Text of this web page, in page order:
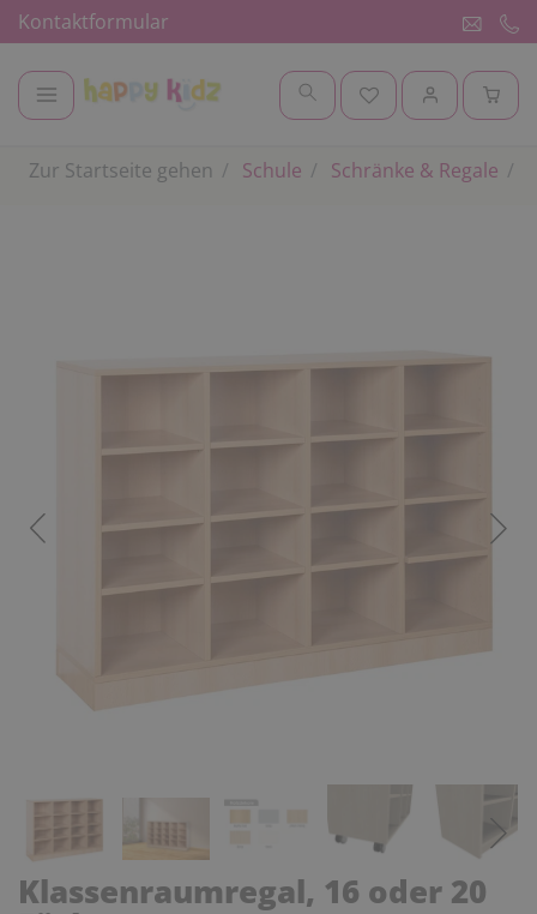
Kontaktformular
Zur Startseite gehen Schule Schränke & Regale
Klassenraumregal, 16 oder 20